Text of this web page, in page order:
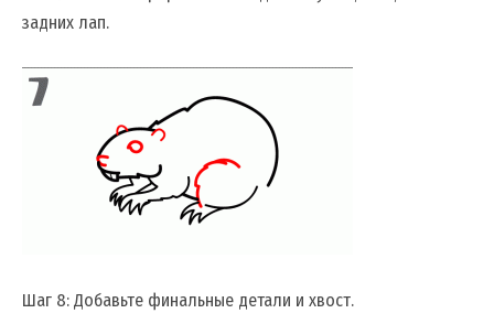
задних лап.
Шаг 8: Добавьте финальные детали и хвост.